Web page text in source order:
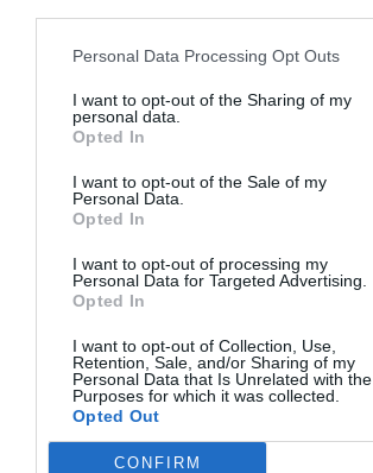
Personal Data Processing Opt Outs
I want to opt-out of the Sharing of my
personal data.
Opted In
I want to opt-out of the Sale of my
Personal Data.
Opted In
I want to opt-out of processing my
Personal Data for Targeted Advertising.
Opted In
I want to opt-out of Collection, Use,
Retention, Sale, and/or Sharing of my
Personal Data that Is Unrelated with the
Purposes for which it was collected.
Opted Out
CONFIRM